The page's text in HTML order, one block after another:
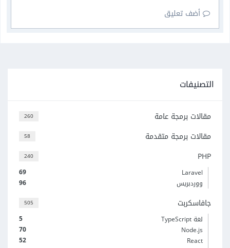
أضف تعليق
التصنيفات
260 مقالات برمجة عامة
58 مقالات برمجة متقدمة
240 PHP
69
Laravel
96
ووردبريس
505 جافاسكربت
5
لغة TypeScript
70
Node.js
52
React